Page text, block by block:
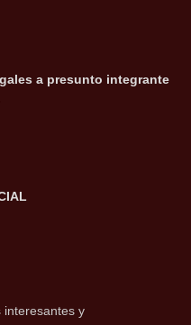
a presunto integrante
interesantes y